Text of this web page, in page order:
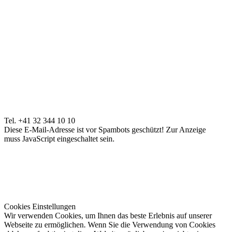
Tel. +41 32 344 10 10
Diese E-Mail-Adresse ist vor Spambots geschützt! Zur Anzeige
muss JavaScript eingeschaltet sein.
Cookies Einstellungen
Wir verwenden Cookies, um Ihnen das beste Erlebnis auf unserer
Webseite zu ermöglichen. Wenn Sie die Verwendung von Cookies